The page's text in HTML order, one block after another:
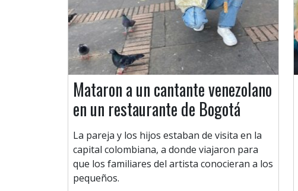
Mataron a un cantante venezolano
en un restaurante de Bogotá
La pareja y los hijos estaban de visita en la
capital colombiana, a donde viajaron para
que los familiares del artista conocieran a los
pequeños.